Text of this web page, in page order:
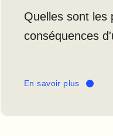
Quelles sont les
conséquences
En savoir plus